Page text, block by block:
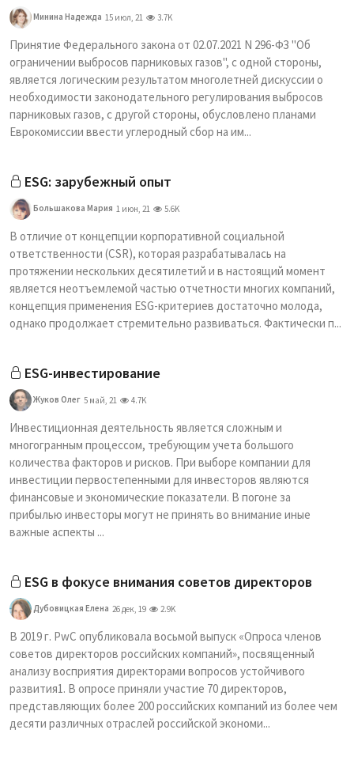
Минина Надежда 15 июл, 21 3.7K
Принятие Федерального закона от 02.07.2021 N 296-ФЗ "Об
ограничении выбросов парниковых газов", с одной стороны,
является логическим результатом многолетней дискуссии о
необходимости законодательного регулирования выбросов
парниковых газов, с другой стороны, обусловлено планами
Еврокомиссии ввести углеродный сбор на им...
ESG: зарубежный опыт
Большакова Мария 1 июн, 21 5.6K
В отличие от концепции корпоративной социальной
ответственности (CSR), которая разрабатывалась на
протяжении нескольких десятилетий и в настоящий момент
является неотъемлемой частью отчетности многих компаний,
концепция применения ESG-критериев достаточно молода,
однако продолжает стремительно развиваться. Фактически п...
ESG-инвестирование
Жуков Олег 5 май, 21 4.7K
Инвестиционная деятельность является сложным и
многогранным процессом, требующим учета большого
количества факторов и рисков. При выборе компании для
инвестиции первостепенными для инвесторов являются
финансовые и экономические показатели. В погоне за
прибылью инвесторы могут не принять во внимание иные
важные аспекты ...
ESG в фокусе внимания советов директоров
Дубовицкая Елена 26 дек, 19 2.9K
В 2019 г. PwC опубликовала восьмой выпуск «Опроса членов
советов директоров российских компаний», посвященный
анализу восприятия директорами вопросов устойчивого
развития1. В опросе приняли участие 70 директоров,
представляющих более 200 российских компаний из более чем
десяти различных отраслей российской экономи...